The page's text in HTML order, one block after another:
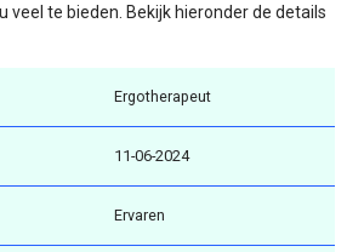
veel te bieden. Bekijk hieronder de details
Ergotherapeut
11-06-2024
Ervaren